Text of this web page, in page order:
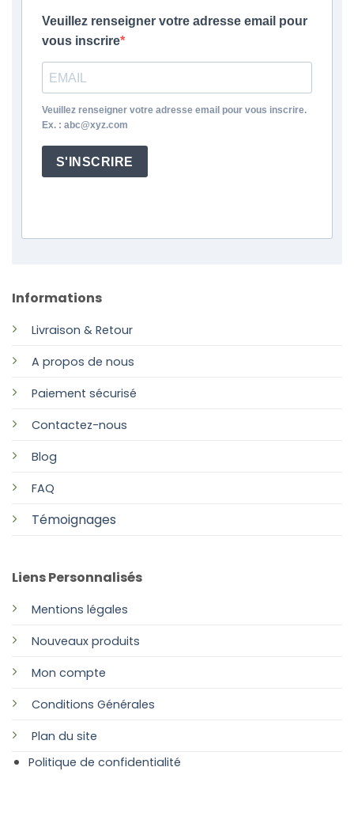
Informations
Livraison & Retour
A propos de nous
Paiement sécurisé
Contactez-nous
Blog
FAQ
Témoignages
Liens Personnalisés
Mentions légales
Nouveaux produits
Mon compte
Conditions Générales
Plan du site
Politique de confidentialité
Veuillez renseigner votre adresse email pour
vous inscrire
Veuillez renseigner votre adresse email pour vous inscrire.
Ex. : abc@xyz.com
S'INSCRIRE